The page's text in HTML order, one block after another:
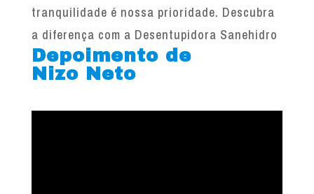
tranquilidade é nossa prioridade. Descubra
a diferença com a Desentupidora Sanehidro
Depoimento de
Nizo Neto